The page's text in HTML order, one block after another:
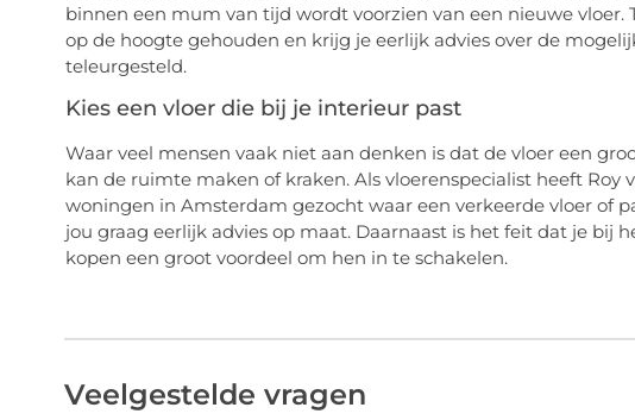
binnen een mum van tijd wordt voorzien van een nieuwe
op de hoogte gehouden en krijg je eerlijk advies over de
teleurgesteld.
Kies een vloer die bij je interieur past
Waar veel mensen vaak niet aan denken is dat de vloer een
kan de ruimte maken of kraken. Als vloerenspecialist heeft Roy
woningen in Amsterdam gezocht waar een verkeerde vloer of
jou graag eerlijk advies op maat. Daarnaast is het feit dat je bij
kopen een groot voordeel om hen in te schakelen.
Veelgestelde vragen